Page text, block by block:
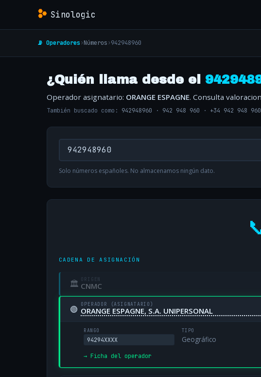
Sinologic
📡 Operadores›Números›942948960
¿Quién llama desde el
Operador asignatario: ORANGE ESPAGNE. Consulta
También buscado como: 942948960 · 942 948 960 · +34 942 948 960
Solo números españoles. No almacenamos ningún dato.
CADENA DE ASIGNACIÓN
🏛 ORIGEN
CNMC
🟢 OPERADOR (ASIGNATARIO)
ORANGE ESPAGNE, S.A. UNIPERSONAL
RANGO
94294XXXX
TIPO
Geográfico
→ Ficha del operador